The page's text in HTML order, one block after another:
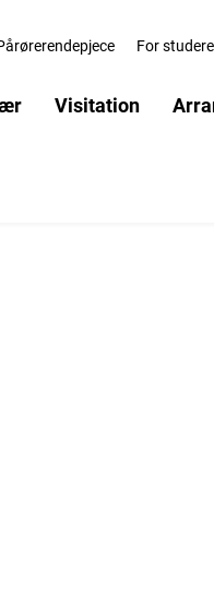
For
Visitation